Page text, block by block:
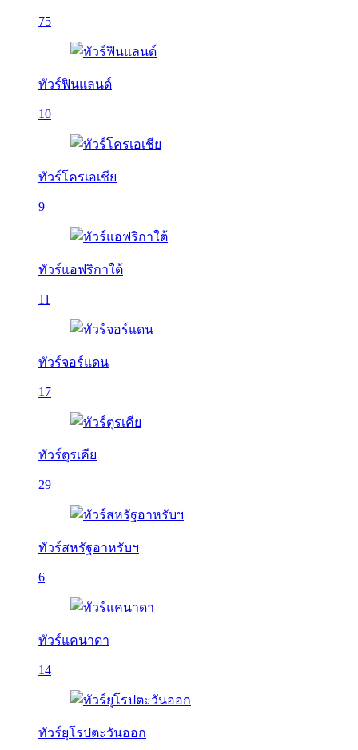
75
ทัวร์ฟินแลนด์
10
ทัวร์โครเอเชีย
9
ทัวร์แอฟริกาใต้
11
ทัวร์จอร์แดน
17
ทัวร์ตุรเคีย
29
ทัวร์สหรัฐอาหรับฯ
6
ทัวร์แคนาดา
14
ทัวร์ยุโรปตะวันออก